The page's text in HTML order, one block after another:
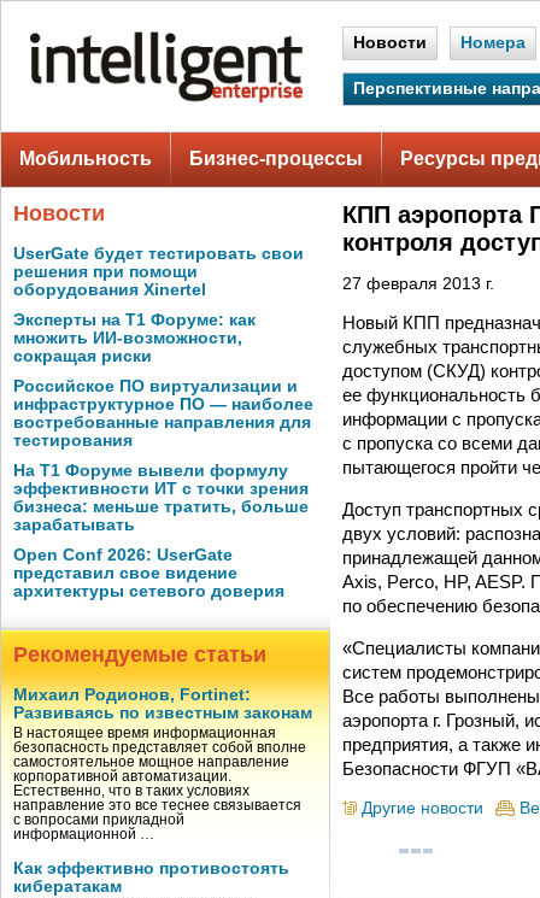
Новости Номера
Перспективные
Мобильность Бизнес-процессы Ресурсы
Новости
UserGate будет тестировать свои
решения при помощи
оборудования Xinertel
Эксперты на Т1 Форуме: как
множить ИИ-возможности,
сокращая риски
Российское ПО виртуализации и
инфраструктурное ПО — наиболее
востребованные направления для
тестирования
На Т1 Форуме вывели формулу
эффективности ИТ с точки зрения
бизнеса: меньше тратить, больше
зарабатывать
Open Conf 2026: UserGate
представил свое видение
архитектуры сетевого доверия
Рекомендуемые статьи
Михаил Родионов, Fortinet:
Развиваясь по известным законам
В настоящее время информационная
безопасность представляет собой вполне
самостоятельное мощное направление
корпоративной автоматизации.
Естественно, что в таких условиях
направление это все теснее связывается
с вопросами прикладной
информационной …
Как эффективно противостоять
кибератакам
КПП аэропорта
контроля
27 февраля 2013 г.
Новый КПП
служебных
доступом (СКУД)
ее функциональность
информации с
с пропуска со всеми
пытающегося пройти
Доступ транспортных
двух условий:
принадлежащей
Axis, Perco, HP, AESP.
по обеспечению
«Специалисты
систем
Все работы выполнены
аэропорта г. Грозный,
предприятия, а также
Безопасности ФГУП
Другие новости